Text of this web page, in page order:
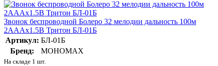
Звонок беспроводной Болеро 32 мелодии дальность 100м
2АААх1.5В Тритон БЛ-01Б
Артикул: БЛ-01Б
Бренд:
МОНОМАХ
На складе 1 шт.